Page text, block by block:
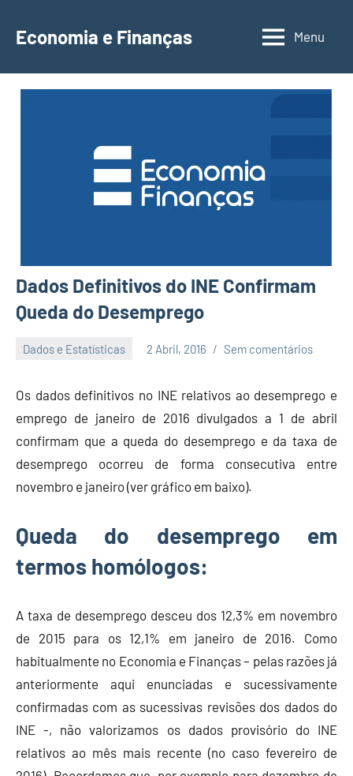
para
conteúdo
Economia e Finanças
Depósitos
Menu
Dados Definitivos do INE Confirmam
Queda do Desemprego
Dados e Estatísticas 2 Abril, 2016
Finanças
Sem comentários
Os dados definitivos no INE relativos ao desemprego e
emprego de janeiro de 2016 divulgados a 1 de abril
confirmam que a queda do desemprego e da taxa de
desemprego ocorreu de forma consecutiva entre
novembro e janeiro (ver gráfico em baixo).
Queda do desemprego em
termos homólogos:
A taxa de desemprego desceu dos 12,3% em novembro
de 2015 para os 12,1% em janeiro de 2016. Como
habitualmente no Economia e Finanças – pelas razões já
anteriormente aqui enunciadas e sucessivamente
confirmadas com as sucessivas revisões dos dados do
INE -, não valorizamos os dados provisório do INE
relativos ao mês mais recente (no caso fevereiro de